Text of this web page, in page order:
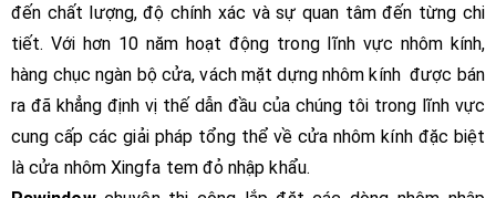
đến chất lượng, độ chính xác và sự quan tâm đến từng chi
tiết. Với hơn 10 năm hoạt động trong lĩnh vực nhôm kính,
hàng chục ngàn bộ cửa, vách mặt dựng nhôm kính được bán
ra đã khẳng định vị thế dẫn đầu của chúng tôi trong lĩnh vực
cung cấp các giải pháp tổng thể về cửa nhôm kính đặc biệt
là cửa nhôm Xingfa tem đỏ nhập khẩu.